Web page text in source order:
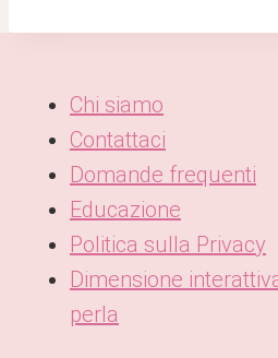
Chi siamo
Contattaci
Domande frequenti
Educazione
Politica sulla Privacy
Dimensione
perla